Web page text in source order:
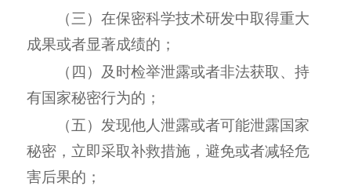
（三）在保密科学技术研发中取得重大
成果或者显著成绩的；
（四）及时检举泄露或者非法获取、持
有国家秘密行为的；
（五）发现他人泄露或者可能泄露国家
秘密，立即采取补救措施，避免或者减轻危
害后果的；